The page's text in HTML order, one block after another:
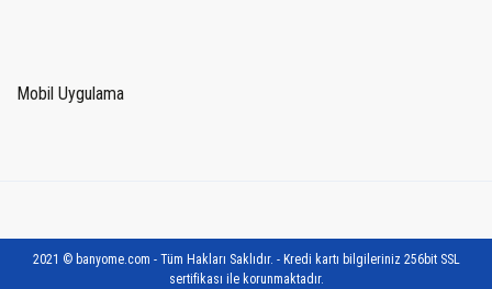
Mobil Uygulama
2021 © banyome.com - Tüm Hakları Saklıdır. - Kredi kartı bilgileriniz 256bit SSL
sertifikası ile korunmaktadır.